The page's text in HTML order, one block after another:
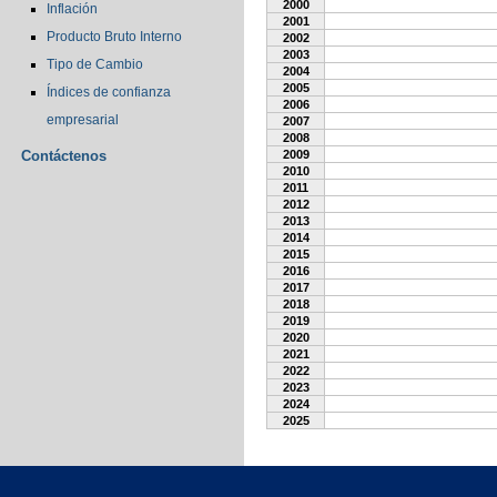
Inflación
Producto Bruto Interno
Tipo de Cambio
Índices de confianza
empresarial
Contáctenos
2000
2001
2002
2003
2004
2005
2006
2007
2008
2009
2010
2011
2012
2013
2014
2015
2016
2017
2018
2019
2020
2021
2022
2023
2024
2025